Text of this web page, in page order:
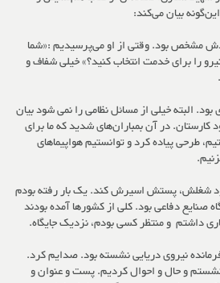
بیان می‌کند:
مشخص بود. وقتی از او می‌پرسیدیم :«شما
را برای خدمت انتخاب کنید؟» خیلی شفاف و
البته خیلی از مسائل نظامی را نمی شود بیان
کارستان. در آن بمباران‌های شدید که ما برای
طرحی پیاده کرد و توانستیم هواپیماهای
شغلش، پستش اسیرش کند. یک بار رفته بودم
صنایع دفاعی بود. کلی از کشورها آمده بودند
داشتم و منتظر کسی بودم، نزدیک جایگاه.
نیروی دریایی نشسته بود. صدایم کرد.
و حال و احوال کردیم.پست و عنوان و